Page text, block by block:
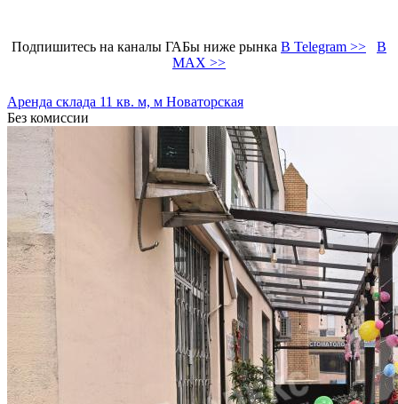
Подпишитесь на каналы ГАБы ниже рынка В Telegram >>
В
MAX >>
Аренда склада 11 кв. м, м Новаторская
Без комиссии